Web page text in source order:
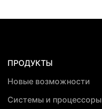
ПРОДУКТЫ
Новые возможности
Системы и процессоры